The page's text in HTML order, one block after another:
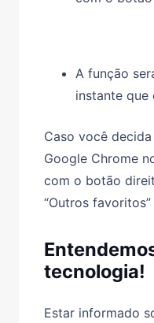
A função
instante
Caso você
Google Chrome
com o botão
“Outros
tecnologia!
Estar informado